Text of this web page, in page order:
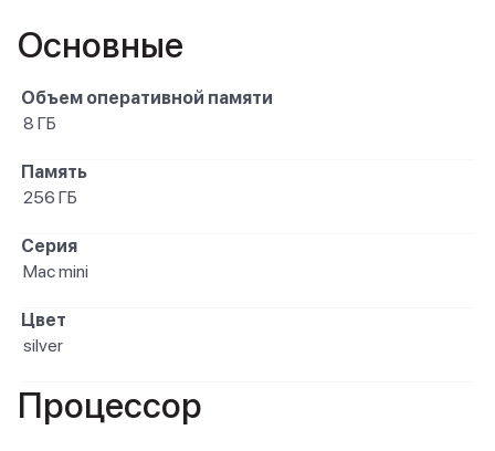
Основные
Объем оперативной памяти
8 ГБ
Память
256 ГБ
Серия
Mac mini
Цвет
silver
Процессор